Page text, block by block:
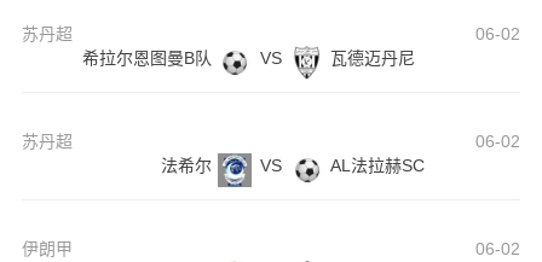
苏丹超
06-02
希拉尔恩图曼B队
VS 瓦德迈丹尼
苏丹超
06-02
法希尔
VS AL法拉赫SC
伊朗甲 06-02